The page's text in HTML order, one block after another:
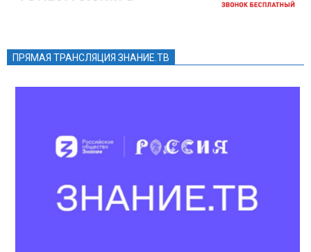
ПРЯМАЯ ТРАНСЛЯЦИЯ ЗНАНИЕ.ТВ